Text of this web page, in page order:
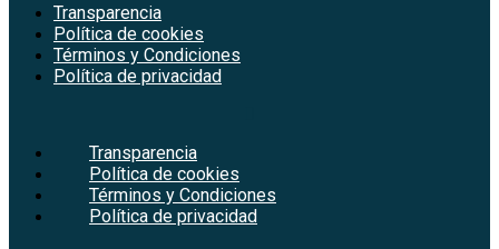
Transparencia
Política de cookies
Términos y Condiciones
Política de privacidad
Transparencia
Política de cookies
Términos y Condiciones
Política de privacidad